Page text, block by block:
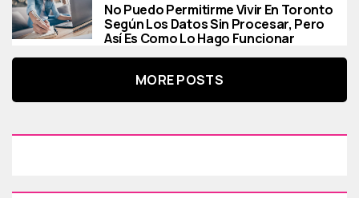
No Puedo Permitirme Vivir En Toronto
Según Los Datos Sin Procesar, Pero
Así Es Como Lo Hago Funcionar
MORE POSTS